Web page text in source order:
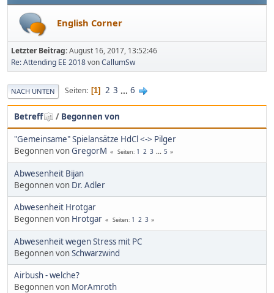
English Corner
Letzter Beitrag:August 16, 2017, 13:52:46
Re: Attending EE 2018vonCallumSw
NACH UNTEN Seiten 1 2 3 ... 6
Betreff / Begonnen von
"Gemeinsame" Spielansätze HdCl <-> Pilger
Begonnen vonGregorM Seiten 1 2 3 ... 5
Abwesenheit Bijan
Begonnen von Dr. Adler
Abwesenheit Hrotgar
Begonnen von Hrotgar Seiten 1 2 3
Abwesenheit wegen Stress mit PC
Begonnen vonSchwarzwind
Airbush - welche?
Begonnen von MorAmroth